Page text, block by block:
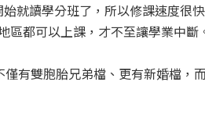
就讀學分班了，所以修課速度很
區都可以上課，才不至讓學業中斷
有雙胞胎兄弟檔、更有新婚檔，